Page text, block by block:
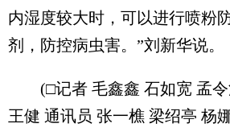
内湿度较大时，可以进行喷粉
剂，防控病虫害。”刘新华说。
(□记者 毛鑫鑫 石如宽 孟令
王健 通讯员 张一樵 梁绍亭 杨